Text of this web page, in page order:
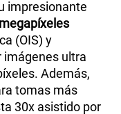
impresionante
(OIS) y
imágenes ultra
Además,
tomas más
30x asistido por